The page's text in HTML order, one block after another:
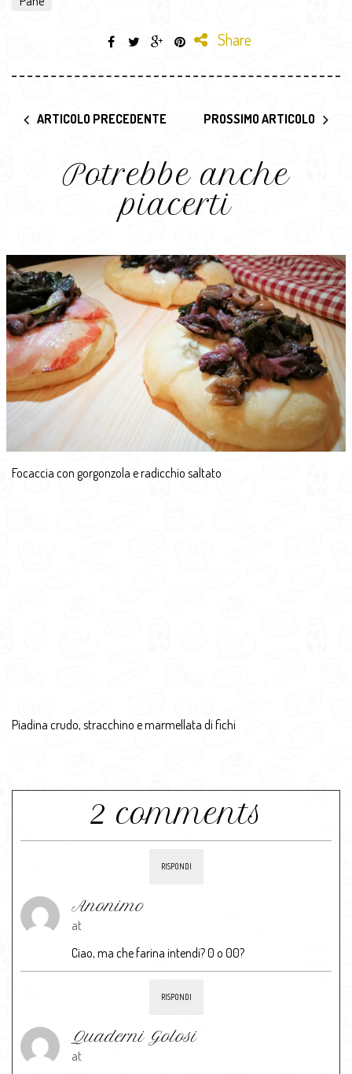
Share
ARTICOLO PRECEDENTE PROSSIMO ARTICOLO
Potrebbe anche
piacerti
Focaccia con gorgonzola e radicchio saltato
Piadina crudo, stracchino e marmellata di fichi
2 comments
RISPONDI
Anonimo
at
Ciao, ma che farina intendi? 0 o 00?
RISPONDI
Quaderni Golosi
at